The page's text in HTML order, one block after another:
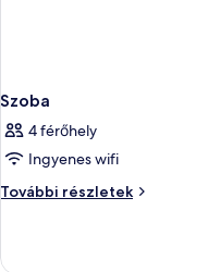
Szoba
4 férőhely
Ingyenes wifi
További részletek
Szoba